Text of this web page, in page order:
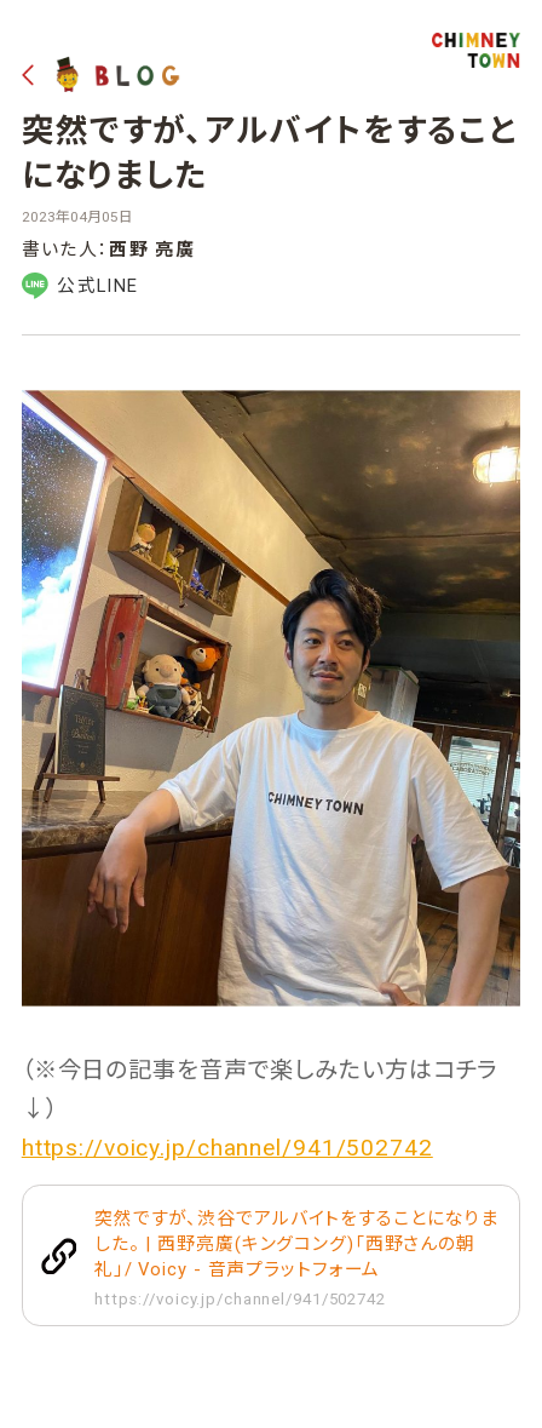
突然ですが、アルバイトをすること
になりました
2023年04月05日
書いた人： 西野 亮廣
公式LINE
（※今日の記事を音声で楽しみたい方はコチラ
↓）
https://voicy.jp/channel/941/502742
突然ですが、渋谷でアルバイトをすることになりま
した。 | 西野亮廣(キングコング)「西野さんの朝
礼」/ Voicy - 音声プラットフォーム
https://voicy.jp/channel/941/502742